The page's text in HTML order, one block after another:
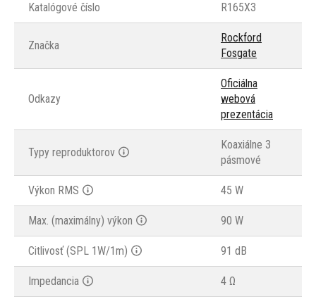
Katalógové číslo R165X3
Značka
Rockford
Fosgate
Odkazy
Oficiálna
webová
prezentácia
Typy reproduktorov
Koaxiálne 3
pásmové
Výkon RMS 45 W
Max. (maximálny) výkon 90 W
Citlivosť (SPL 1W/1m) 91 dB
Impedancia 4 Ω